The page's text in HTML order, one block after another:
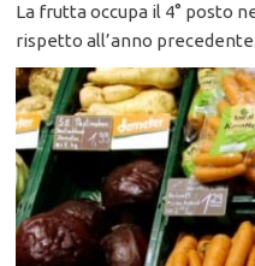
La frutta occupa il 4° posto
rispetto all’anno precedente.